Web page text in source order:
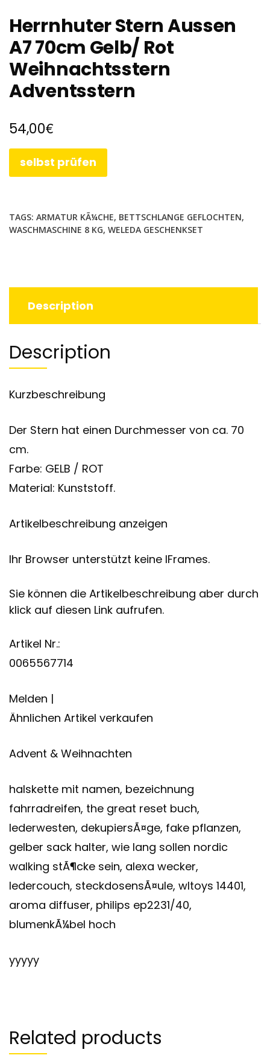
Herrnhuter Stern Aussen
A7 70cm Gelb/ Rot
Weihnachtsstern
Adventsstern
54,00€
selbst prüfen
TAGS: ARMATUR KÃ¼CHE, BETTSCHLANGE GEFLOCHTEN,
WASCHMASCHINE 8 KG, WELEDA GESCHENKSET
Description
Description
Kurzbeschreibung
Der Stern hat einen Durchmesser von ca. 70
cm.
Farbe: GELB / ROT
Material: Kunststoff.
Artikelbeschreibung anzeigen
Ihr Browser unterstützt keine IFrames.
Sie können die Artikelbeschreibung aber durch
klick auf diesen Link aufrufen.
Artikel Nr.:
0065567714
Melden |
Ähnlichen Artikel verkaufen
Advent & Weihnachten
halskette mit namen, bezeichnung
fahrradreifen, the great reset buch,
lederwesten, dekupiersÃ¤ge, fake pflanzen,
gelber sack halter, wie lang sollen nordic
walking stÃ¶cke sein, alexa wecker,
ledercouch, steckdosensÃ¤ule, wltoys 14401,
aroma diffuser, philips ep2231/40,
blumenkÃ¼bel hoch
yyyyy
Related products